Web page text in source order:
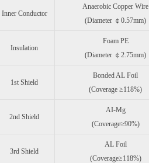
Inner Conductor
Anaerobic Copper Wire
(Diameter ￠0.57mm)
Insulation
Foam PE
(Diameter ￠2.75mm)
1st Shield
Bonded AL Foil
(Coverage ≥118%)
2nd Shield
AI-Mg
(Coverage≥90%)
3rd Shield
AL Foil
(Coverage≥118%)